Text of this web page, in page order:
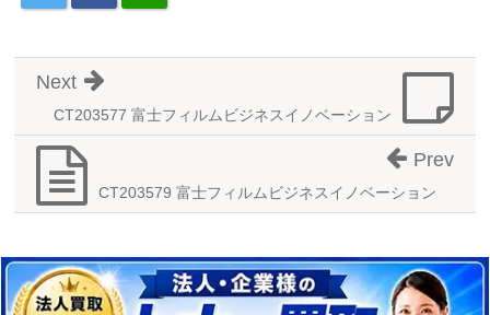
CT203577 富士フィルムビジネスイノベーション
Next
CT203579 富士フィルムビジネスイノベーション
Prev